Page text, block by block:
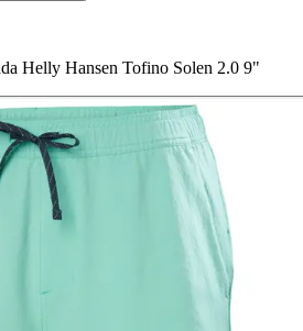
Helly Hansen Tofino Solen 2.0 9"